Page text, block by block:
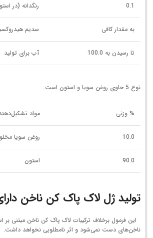
0.1 رنگدانه (در
به مقدار کافی سدیم هیدروکسید
تا رسیدن به 100.0 آب برای تولید
نوع 5 حاوی روغن سویا و استون است.
% وزنی مواد
10.0 روغن سويا
90.0 استون
تولید ژل لاک پاک کن ناخن
این فرمول برخلاف ترکیبات لاک پاک کن ناخن مبتنی
ناخن‌های دست نمی‌شود و اثر نامطلوبی نخواهد داشت.